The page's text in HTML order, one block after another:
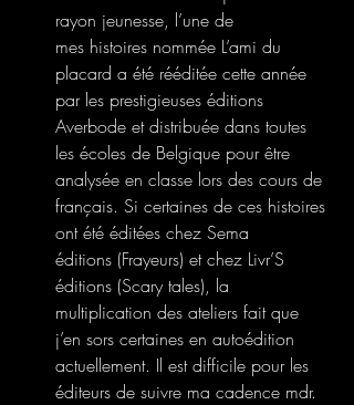
rayon jeunesse, l’une de
mes histoires nommée L’ami du
placard a été rééditée cette année
par les prestigieuses éditions
Averbode et distribuée dans toutes
les écoles de Belgique pour être
analysée en classe lors des cours de
français. Si certaines de ces histoires
ont été éditées chez Sema
éditions (Frayeurs) et chez Livr’S
éditions (Scary tales), la
multiplication des ateliers fait que
j’en sors certaines en autoédition
actuellement. Il est difficile pour les
éditeurs de suivre ma cadence mdr.